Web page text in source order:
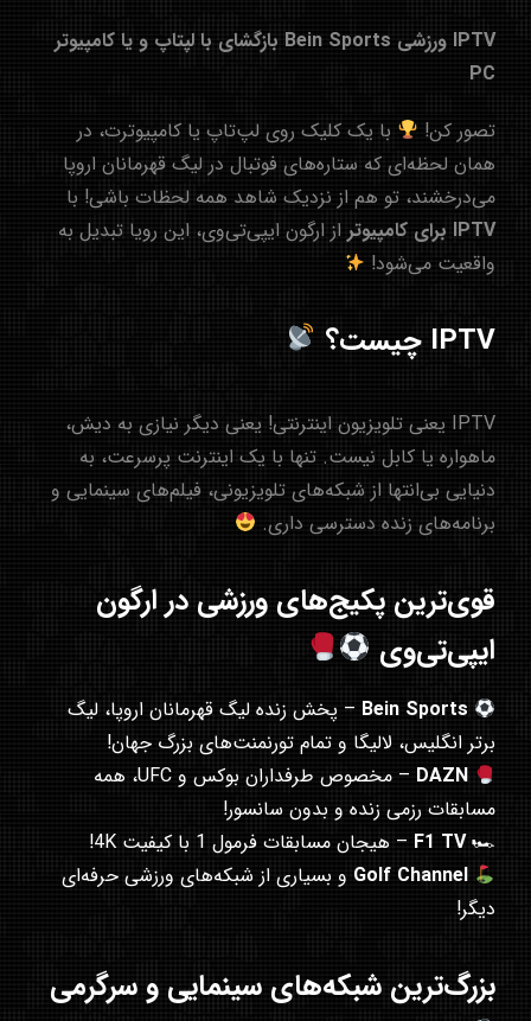
IPTV ورزشی Bein Sports بازگشای با لپتاپ و یا کامپیوتر
PC
تصور کن!
با یک کلیک روی لپ‌تاپ یا کامپیوترت، در
همان لحظه‌ای که ستاره‌های فوتبال در لیگ قهرمانان اروپا
می‌درخشند، تو هم از نزدیک شاهد همه لحظات باشی! با
IPTV برای کامپیوتر
از ارگون ایپی‌تی‌وی، این رویا تبدیل به
واقعیت می‌شود!
IPTV چیست؟
IPTV یعنی تلویزیون اینترنتی! یعنی دیگر نیازی به دیش،
ماهواره یا کابل نیست. تنها با یک اینترنت پرسرعت، به
دنیایی بی‌انتها از شبکه‌های تلویزیونی، فیلم‌های سینمایی و
برنامه‌های زنده دسترسی داری.
قوی‌ترین پکیج‌های ورزشی در ارگون
ایپی‌تی‌وی
Bein Sports – پخش زنده لیگ قهرمانان اروپا، لیگ
برتر انگلیس، لالیگا و تمام تورنمنت‌های بزرگ جهان!
DAZN
– مخصوص طرفداران بوکس و UFC، همه
مسابقات رزمی زنده و بدون سانسور!
🏎
F1 TV – هیجان مسابقات فرمول 1 با کیفیت 4K!
Golf Channel و بسیاری از شبکه‌های ورزشی حرفه‌ای
دیگر!
بزرگ‌ترین شبکه‌های سینمایی و سرگرمی